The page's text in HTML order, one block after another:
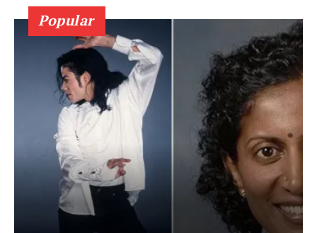
Popular